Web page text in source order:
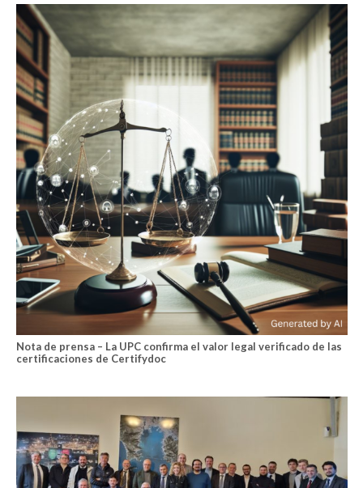
Nota de prensa – La UPC confirma el valor legal verificado de las
certificaciones de Certifydoc